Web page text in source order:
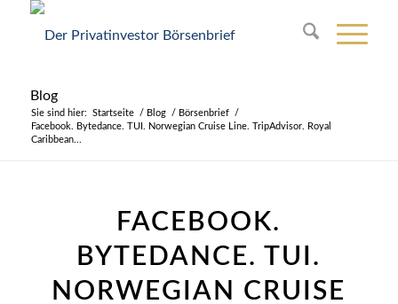
Blog
Sie sind hier: Startseite / Blog / Börsenbrief
/
Facebook. Bytedance. TUI. Norwegian Cruise Line. TripAdvisor. Royal
Caribbean...
FACEBOOK.
BYTEDANCE. TUI.
NORWEGIAN CRUISE